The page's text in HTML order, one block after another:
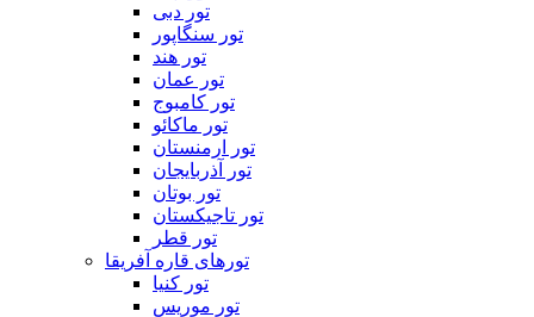
تور دبی
تور سنگاپور
تور هند
تور عمان
تور کامبوج
تور ماکائو
تور ارمنستان
تور آذربایجان
تور بوتان
تور تاجیکستان
تور قطر
تورهای قاره آفریقا
تور کنیا
تور موریس